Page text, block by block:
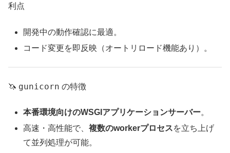
利点
開発中の動作確認に最適。
コード変更を即反映（オートリロード機能あり）。
🦄 gunicorn の特徴
本番環境向けのWSGIアプリケーションサーバー。
高速・高性能で、複数のworkerプロセスを立ち上げ
て並列処理が可能。